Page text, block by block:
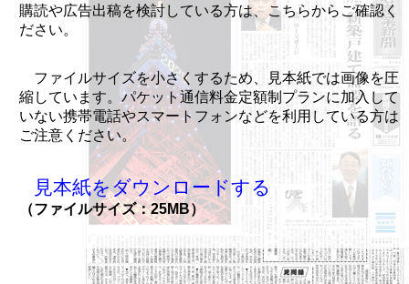
購読や広告出稿を検討している方は、こちらからご確認く
ださい。
ファイルサイズを小さくするため、見本紙では画像を圧
縮しています。パケット通信料金定額制プランに加入して
いない携帯電話やスマートフォンなどを利用している方は
ご注意ください。
見本紙をダウンロードする
（ファイルサイズ：25MB）